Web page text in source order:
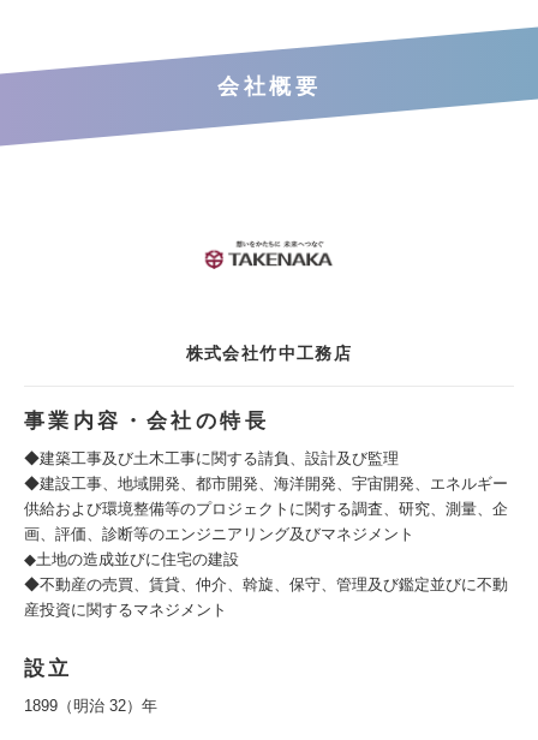
会社概要
株式会社竹中工務店
事業内容・会社の特長
◆建築工事及び土木工事に関する請負、設計及び監理
◆建設工事、地域開発、都市開発、海洋開発、宇宙開発、エネルギー
供給および環境整備等のプロジェクトに関する調査、研究、測量、企
画、評価、診断等のエンジニアリング及びマネジメント
◆土地の造成並びに住宅の建設
◆不動産の売買、賃貸、仲介、斡旋、保守、管理及び鑑定並びに不動
産投資に関するマネジメント
設立
1899（明治 32）年